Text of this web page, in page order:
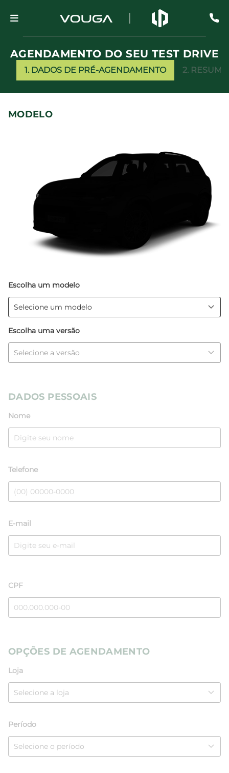
AGENDAMENTO DO SEU TEST DRIVE
1. DADOS DE PRÉ-AGENDAMENTO 2. RESUMO
MODELO
Escolha um modelo
Escolha uma versão
DADOS PESSOAIS
Nome
Telefone
E-mail
CPF
OPÇÕES DE AGENDAMENTO
Loja
Período